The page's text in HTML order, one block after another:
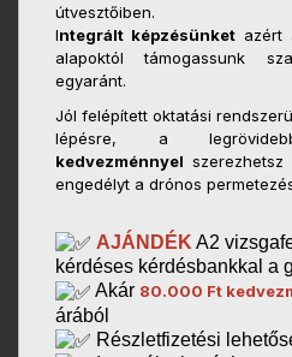
útvesztőiben.
Integrált képzésünket azért
alapoktól támogassunk
egyaránt.
Jól felépített oktatási
lépésre, a
kedvezménnyel
engedélyt a drónos
AJÁNDÉK A2
kérdéses kérdésbankkal a
Akár 80.000 Ft
árából
Részletfizetési